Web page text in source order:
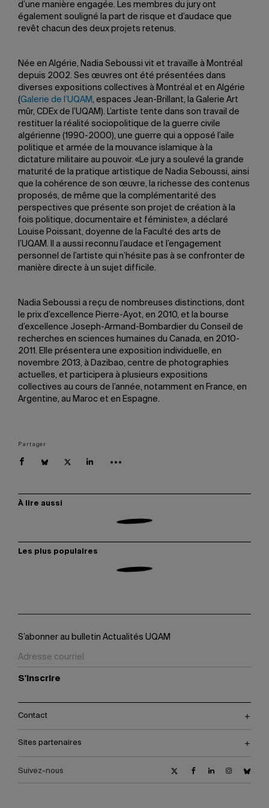
d’une manière engagée. Les membres du jury ont
également souligné la part de risque et d’audace que
revêt chacun des deux projets retenus.
Née en Algérie, Nadia Seboussi vit et travaille à Montréal
depuis 2002. Ses œuvres ont été présentées dans
diverses expositions collectives à Montréal et en Algérie
(Galerie de l’UQAM, espaces Jean-Brillant, la Galerie Art
mûr, CDEx de l’UQAM). L’artiste tente dans son travail de
restituer la réalité sociopolitique de la guerre civile
algérienne (1990-2000), une guerre qui a opposé l’aile
politique et armée de la mouvance islamique à la
dictature militaire au pouvoir. «Le jury a soulevé la grande
maturité de la pratique artistique de Nadia Seboussi, ainsi
que la cohérence de son œuvre, la richesse des contenus
proposés, de même que la complémentarité des
perspectives que présente son projet de création à la
fois politique, documentaire et féministe», a déclaré
Louise Poissant, doyenne de la Faculté des arts de
l’UQAM. Il a aussi reconnu l’audace et l’engagement
personnel de l’artiste qui n’hésite pas à se confronter de
manière directe à un sujet difficile.
Nadia Seboussi a reçu de nombreuses distinctions, dont
le prix d’excellence Pierre-Ayot, en 2010, et la bourse
d’excellence Joseph-Armand-Bombardier du Conseil de
recherches en sciences humaines du Canada, en 2010-
2011. Elle présentera une exposition individuelle, en
novembre 2013, à Dazibao, centre de photographies
actuelles, et participera à plusieurs expositions
collectives au cours de l’année, notamment en France, en
Argentine, au Maroc et en Espagne.
Partager
À lire aussi
Les plus populaires
S’abonner au bulletin Actualités UQAM
S'inscrire
Contact
Sites partenaires
Suivez-nous